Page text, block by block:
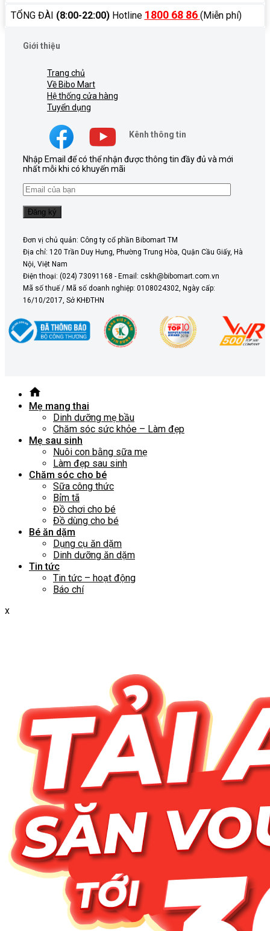
TỔNG ĐÀI (8:00-22:00)Hotline 1800 68 86 (Miễn phí)
Giới thiệu
Trang chủ
Về Bibo Mart
Hệ thống cửa hàng
Tuyển dụng
Kênh thông tin
Nhập Email để có thể nhận được thông tin đầy đủ và mới
nhất mỗi khi có khuyến mãi
Đơn vị chủ quản: Công ty cổ phần Bibomart TM
Địa chỉ: 120 Trần Duy Hưng, Phường Trung Hòa, Quận Cầu Giấy, Hà
Nội, Việt Nam
Điện thoại: (024) 73091168 - Email: cskh@bibomart.com.vn
Mã số thuế / Mã số doanh nghiệp: 0108024302, Ngày cấp:
16/10/2017, Sở KHĐTHN
Mẹ mang thai
Dinh dưỡng mẹ bầu
Chăm sóc sức khỏe – Làm đẹp
Mẹ sau sinh
Nuôi con bằng sữa mẹ
Làm đẹp sau sinh
Chăm sóc cho bé
Sữa công thức
Bỉm tã
Đồ chơi cho bé
Đồ dùng cho bé
Bé ăn dặm
Dụng cụ ăn dặm
Dinh dưỡng ăn dặm
Tin tức
Tin tức – hoạt động
Báo chí
x